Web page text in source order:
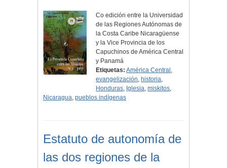
Co edición entre la Universidad
de las Regiones Autónomas de
la Costa Caribe Nicaragüense
y la Vice Provincia de los
Capuchinos de América Central
y Panamá
Etiquetas: América Central ,
evangelización, historia,
Honduras, Iglesia,miskitos,
Nicaragua, pueblos indígenas
Estatuto de autonomía de
las dos regiones de la